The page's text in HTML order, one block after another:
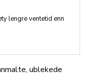
ublekede
lengre ventetid enn